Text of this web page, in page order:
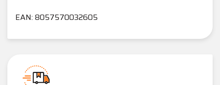
EAN: 8057570032605